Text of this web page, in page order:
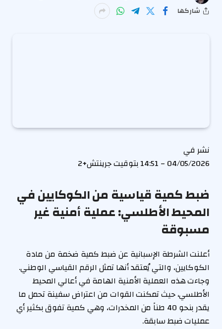
شاركها
نشر في
04/05/2026 – 14:51 بتوقيت جرينتش+2
ضبط كمية قياسية من الكوكايين في
المحيط الأطلسي: عملية أمنية غير
مسبوقة
أعلنت الشرطة الإسبانية عن ضبط كمية ضخمة من مادة
الكوكايين، والتي يُعتقد أنها تمثل الرقم القياسي الوطني.
وجاءت هذه العملية الأمنية الهامة في أعالي المحيط
الأطلسي، حيث تمكنت القوات من اعتراض سفينة تحمل ما
يقدر بنحو 40 طناً من المخدرات، وهي كمية تفوق بكثير أي
عمليات ضبط سابقة.